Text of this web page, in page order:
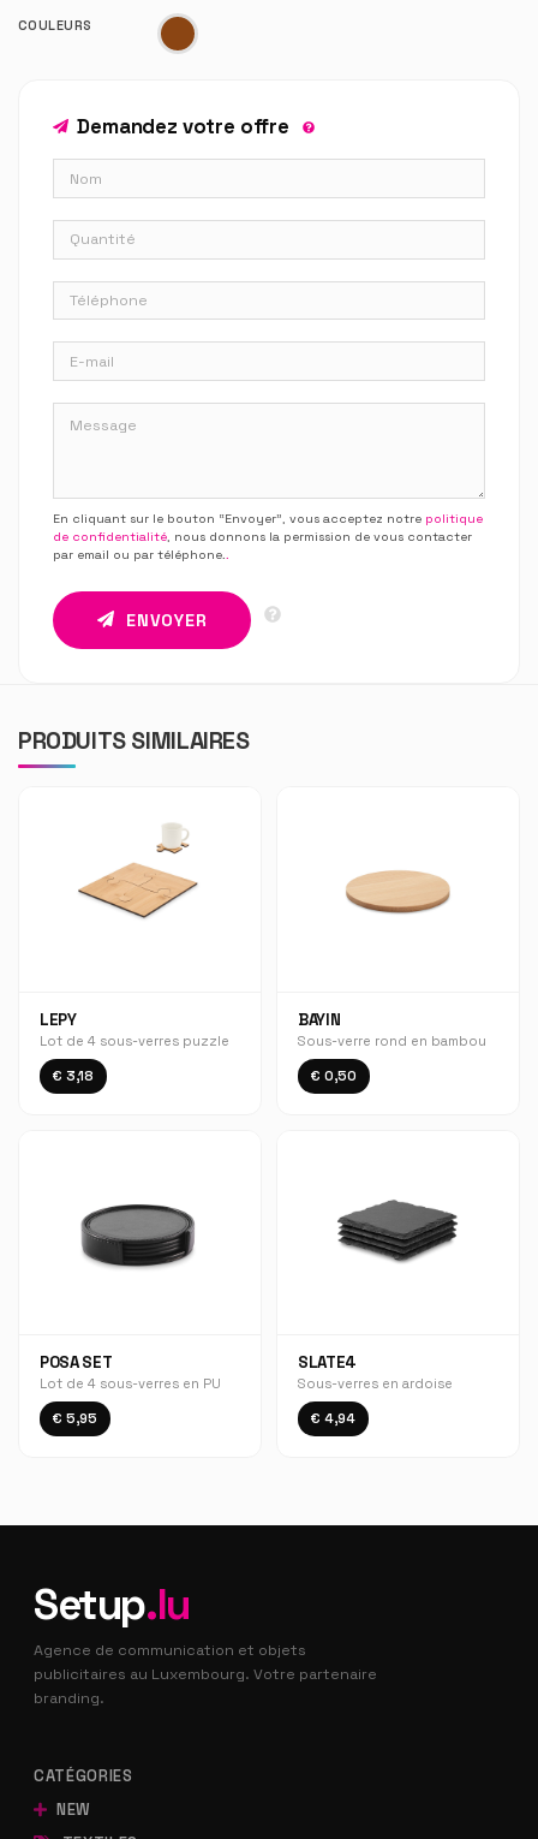
COULEURS
Demandez votre offre
En cliquant sur le bouton “Envoyer”, vous acceptez notre politique
de confidentialité, nous donnons la permission de vous contacter
par email ou par téléphone..
ENVOYER
PRODUITS SIMILAIRES
LEPY
Lot de 4 sous-verres puzzle
€ 3,18
BAYIN
Sous-verre rond en bambou
€ 0,50
POSA SET
Lot de 4 sous-verres en PU
€ 5,95
SLATE4
Sous-verres en ardoise
€ 4,94
Setup.lu
Agence de communication et objets
publicitaires au Luxembourg. Votre partenaire
branding.
CATÉGORIES
NEW